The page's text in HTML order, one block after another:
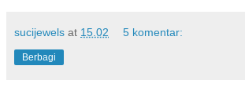
sucijewels at 15.02 5 komentar:
Berbagi